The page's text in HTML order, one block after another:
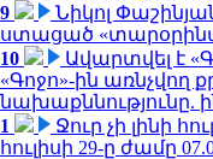
9
Նիկոլ
ստացած
10
Ավարտվել է
«Գոջո»-ին առնչվող
նախաքննությունը.
1
Ջուր չի լինի
հուլիսի 29-ը ժամը